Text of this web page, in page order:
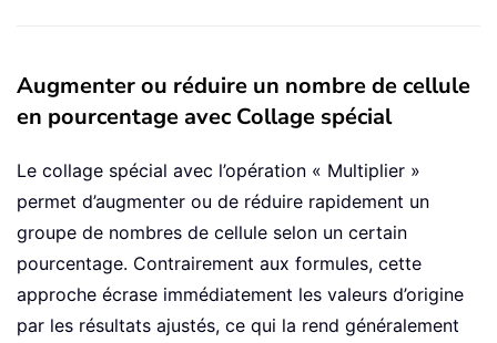
Augmenter ou réduire un nombre de cellule
en pourcentage avec Collage spécial
Le collage spécial avec l’opération « Multiplier »
permet d’augmenter ou de réduire rapidement un
groupe de nombres de cellule selon un certain
pourcentage. Contrairement aux formules, cette
approche écrase immédiatement les valeurs d’origine
par les résultats ajustés, ce qui la rend généralement